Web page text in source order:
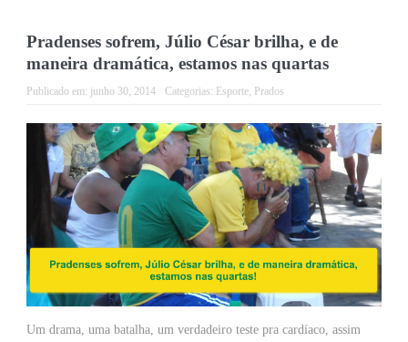
Pradenses sofrem, Júlio César brilha, e de
maneira dramática, estamos nas quartas
Publicado em: junho 30, 2014 Categorias: Esporte, Prados
Um drama, uma batalha, um verdadeiro teste pra cardíaco, assim